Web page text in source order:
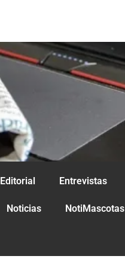
Editorial Entrevistas
Noticias NotiMascotas